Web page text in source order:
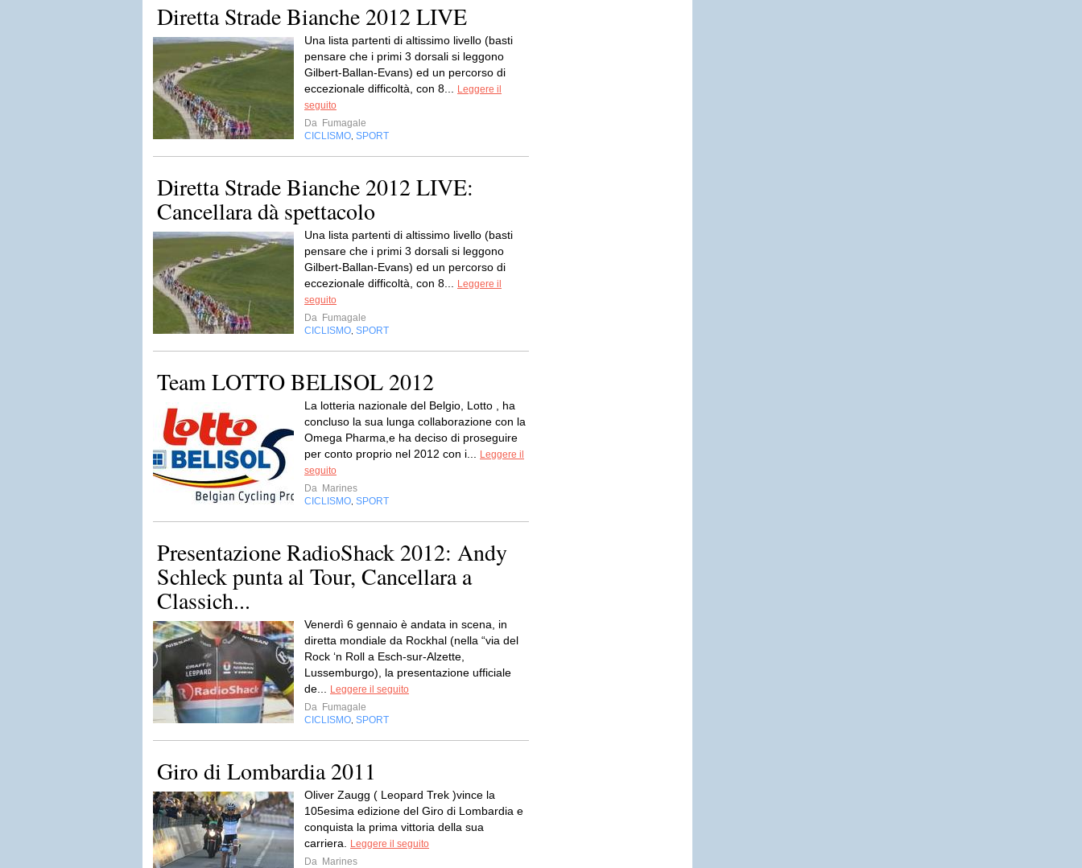
Diretta Strade Bianche 2012 LIVE
Una lista partenti di altissimo livello (basti
pensare che i primi 3 dorsali si leggono
Gilbert-Ballan-Evans) ed un percorso di
eccezionale difficoltà, con 8...
Leggere il
seguito
Da Fumagale
CICLISMO SPORT
Diretta Strade Bianche 2012 LIVE:
Cancellara dà spettacolo
Una lista partenti di altissimo livello (basti
pensare che i primi 3 dorsali si leggono
Gilbert-Ballan-Evans) ed un percorso di
eccezionale difficoltà, con 8...
Leggere il
seguito
Da Fumagale
CICLISMO SPORT
Team LOTTO BELISOL 2012
La lotteria nazionale del Belgio, Lotto , ha
concluso la sua lunga collaborazione con la
Omega Pharma,e ha deciso di proseguire
per conto proprio nel 2012 con i...
Leggere il
seguito
Da Marines
CICLISMO SPORT
Presentazione RadioShack 2012: Andy
Schleck punta al Tour, Cancellara a
Classich...
Venerdì 6 gennaio è andata in scena, in
diretta mondiale da Rockhal (nella “via del
Rock ‘n Roll a Esch-sur-Alzette,
Lussemburgo), la presentazione ufficiale
de...
Leggere il seguito
Da Fumagale
CICLISMO SPORT
Giro di Lombardia 2011
Oliver Zaugg ( Leopard Trek )vince la
105esima edizione del Giro di Lombardia e
conquista la prima vittoria della sua
carriera.
Leggere il seguito
Da Marines